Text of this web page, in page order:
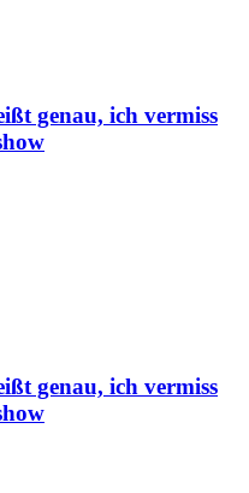
genau, ich vermiss
genau, ich vermiss